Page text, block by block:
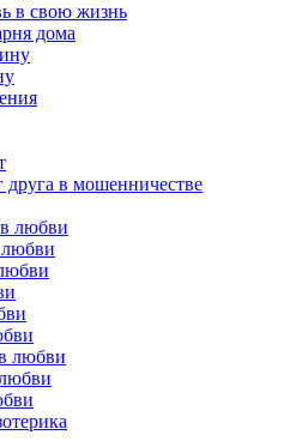
в свою жизнь
дома
в мошенничестве
любви
любви